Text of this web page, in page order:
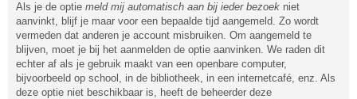
Als je de optie meld mij automatisch aan bij ieder bezoek niet
aanvinkt, blijf je maar voor een bepaalde tijd aangemeld. Zo wordt
vermeden dat anderen je account misbruiken. Om aangemeld te
blijven, moet je bij het aanmelden de optie aanvinken. We raden dit
echter af als je gebruik maakt van een openbare computer,
bijvoorbeeld op school, in de bibliotheek, in een internetcafé, enz. Als
deze optie niet beschikbaar is, heeft de beheerder deze